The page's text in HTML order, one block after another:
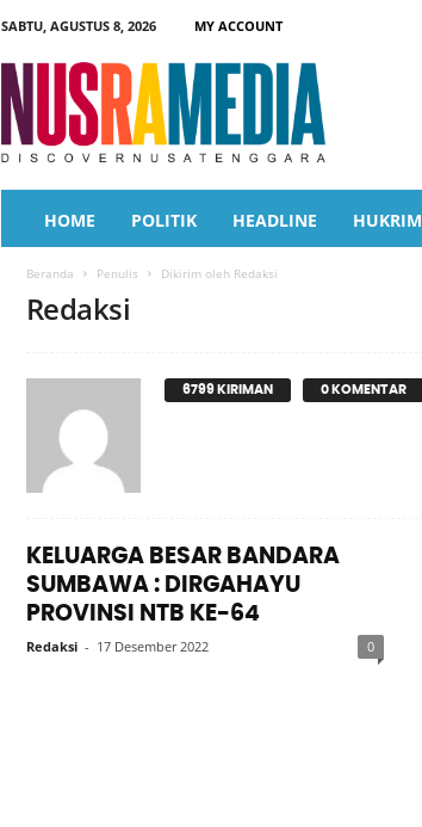
SABTU, AGUSTUS 8, 2026
MY ACCOUNT
a
HOME POLITIK HEADLINE HUKRIM
Beranda Penulis Dikirim oleh Redaksi
Redaksi
6799 KIRIMAN 0 KOMENTAR
KELUARGA BESAR BANDARA
SUMBAWA : DIRGAHAYU
PROVINSI NTB KE-64
Redaksi - 17 Desember 2022 0